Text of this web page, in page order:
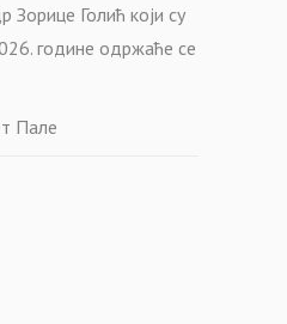
Зорице Голић који су
године одржаће се
Пале